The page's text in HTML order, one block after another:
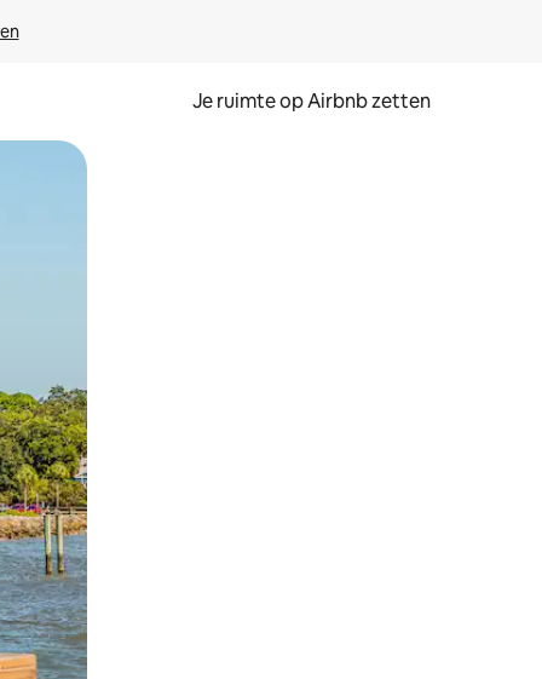
Je ruimte op Airbnb zetten
of swipen.